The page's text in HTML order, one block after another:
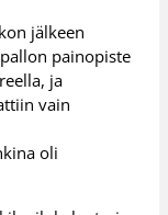
jälkeen
painopiste
ja
vain
oli